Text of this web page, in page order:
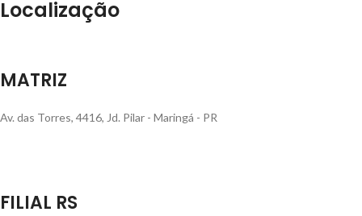
Localização
MATRIZ
Av. das Torres, 4416, Jd. Pilar - Maringá - PR
FILIAL RS